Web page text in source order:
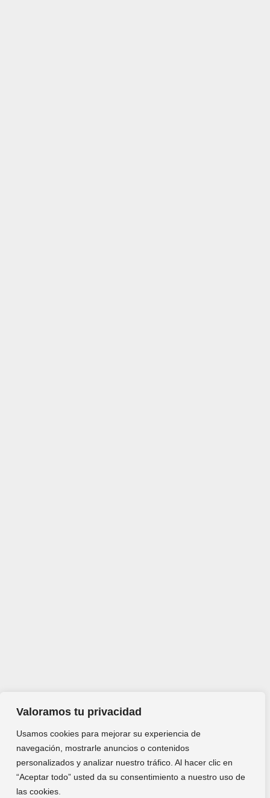
Valoramos tu privacidad
Usamos cookies para mejorar su experiencia de
navegación, mostrarle anuncios o contenidos
personalizados y analizar nuestro tráfico. Al hacer clic en
“Aceptar todo” usted da su consentimiento a nuestro uso de
las cookies.